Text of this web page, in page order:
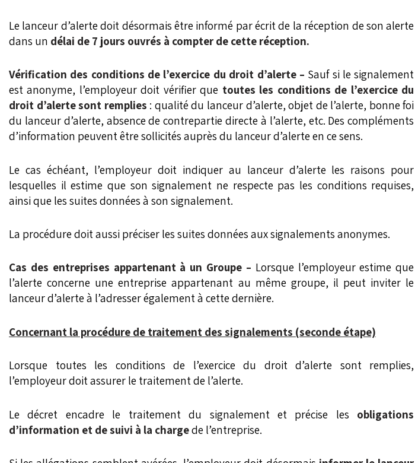
Le lanceur d’alerte doit désormais être informé par écrit de la réception de son alerte
dans un délai de 7 jours ouvrés à compter de cette réception.
Vérification des conditions de l’exercice du droit d’alerte – Sauf si le signalement
est anonyme, l’employeur doit vérifier que toutes les conditions de l’exercice du
droit d’alerte sont remplies : qualité du lanceur d’alerte, objet de l’alerte, bonne foi
du lanceur d’alerte, absence de contrepartie directe à l’alerte, etc. Des compléments
d’information peuvent être sollicités auprès du lanceur d’alerte en ce sens.
Le cas échéant, l’employeur doit indiquer au lanceur d’alerte les raisons pour
lesquelles il estime que son signalement ne respecte pas les conditions requises,
ainsi que les suites données à son signalement.
La procédure doit aussi préciser les suites données aux signalements anonymes.
Cas des entreprises appartenant à un Groupe – Lorsque l’employeur estime que
l’alerte concerne une entreprise appartenant au même groupe, il peut inviter le
lanceur d’alerte à l’adresser également à cette dernière.
Concernant la procédure de traitement des signalements (seconde étape)
Lorsque toutes les conditions de l’exercice du droit d’alerte sont remplies,
l’employeur doit assurer le traitement de l’alerte.
Le décret encadre le traitement du signalement et précise les obligations
d’information et de suivi à la chargede l’entreprise.